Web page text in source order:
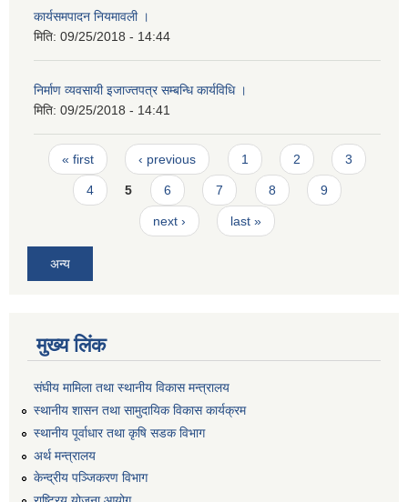
कार्यसमपादन नियमावली ।
मिति: 09/25/2018 - 14:44
निर्माण व्यवसायी इजाज्तपत्र सम्बन्धि कार्यविधि ।
मिति: 09/25/2018 - 14:41
Pages
« first ‹ previous 1 2 3
4 5 6 7 8 9
next › last »
अन्य
मुख्य लिंक
संघीय मामिला तथा स्थानीय विकास मन्त्रालय
स्थानीय शासन तथा सामुदायिक विकास कार्यक्रम
स्थानीय पूर्वाधार तथा कृषि सडक विभाग
अर्थ मन्त्रालय
केन्द्रीय पञ्जिकरण विभाग